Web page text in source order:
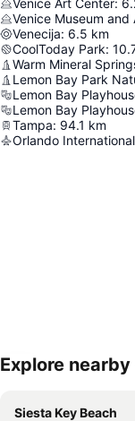
Venice Art Center:
Venice Museum and
Venecija: 6.5 km
CoolToday Park:
Warm Mineral
Lemon Bay Park
Lemon Bay
Lemon Bay
Tampa: 94.1 km
Orlando
Explore
Siesta Key Beach